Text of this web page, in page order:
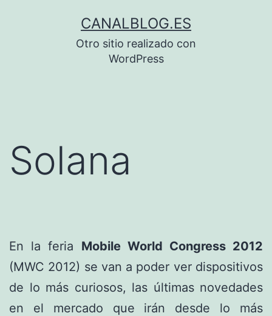
CANALBLOG.ES
Otro sitio realizado con
WordPress
Solana
En la feria Mobile World Congress 2012
(MWC 2012) se van a poder ver dispositivos
de lo más curiosos, las últimas novedades
en el mercado que irán desde lo más